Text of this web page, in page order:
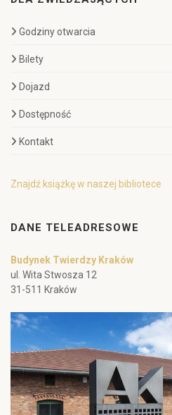
Godziny otwarcia
Bilety
Dojazd
Dostępność
Kontakt
Znajdź książkę w naszej bibliotece
DANE TELEADRESOWE
Budynek Twierdzy Kraków
ul. Wita Stwosza 12
31-511 Kraków